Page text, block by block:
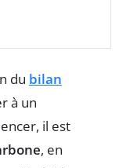
du bilan
à un
il est
, en